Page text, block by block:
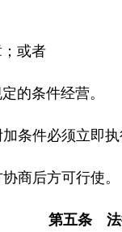
或者
的条件经营。
件必须立即执
商后方可行使。
第五条 法